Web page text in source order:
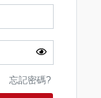
忘記密碼?